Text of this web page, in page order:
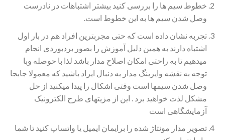
خطوط سیم ها را بررسی کنید بیشتر اشتباهات در نادرست
وصل شدن سیم ها به این خطوط است.
تجربه نشان داده است که حتی مجربترین افراد هم در بار اول
اشتباه دارند به همین دلیل آموزش را بصور بردبوردی انجام
میدهیم تا به راحتی امکان اصلاح مدار باشد لذا با حوصله وبا
توجه به نقشه وایرینگ مدار به دنبال ایراد باشید که معمولا جابجا
وصل شدن سیمها است وقتی اشکال را پیدا میکنید از حل
مشکل لذت خواهید برد . این از مزیتهای طرح الکترونیک
آزمایشگاهی است
تصویر مدار مونتاژ شده را برایمان ایمیل یا واتساپ کنید تا شما